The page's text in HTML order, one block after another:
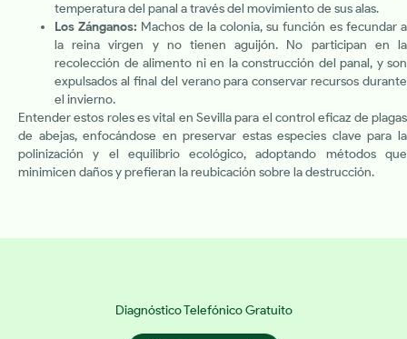
temperatura del panal a través del movimiento de sus alas.
Los Zánganos: Machos de la colonia, su función es fecundar a
la reina virgen y no tienen aguijón. No participan en la
recolección de alimento ni en la construcción del panal, y son
expulsados al final del verano para conservar recursos durante
el invierno.
Entender estos roles es vital en Sevilla para el control eficaz de plagas
de abejas, enfocándose en preservar estas especies clave para la
polinización y el equilibrio ecológico, adoptando métodos que
minimicen daños y prefieran la reubicación sobre la destrucción.
Diagnóstico Telefónico Gratuito